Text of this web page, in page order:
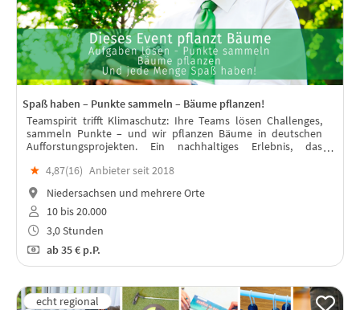
Spaß haben – Punkte sammeln – Bäume pflanzen!
Teamspirit trifft Klimaschutz: Ihre Teams lösen Challenges,
sammeln Punkte – und wir pflanzen Bäume in deutschen
Aufforstungsprojekten. Ein nachhaltiges Erlebnis, das
Mitarbeiterbindung.
★ 4,87(16) Anbieter seit 2018
Niedersachsen und mehrere Orte
10 bis 20.000
3,0 Stunden
ab35 € p.P.